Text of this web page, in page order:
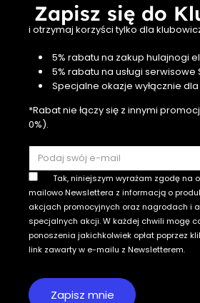
Zapisz się do
i otrzymaj korzyści tylko dla
5% rabatu na zakup hulajnogi
5% rabatu na usługi serwisowe
Specjalne okazje wyłącznie dla
*Rabat nie łączy się z innymi
0%).
Tak, niniejszym wyrażam zgodę na
mailowo Newslettera z informacją o
akcjach promocyjnych oraz nagrodach i
specjalnych akcji. W każdej chwili mogę
ponoszenia jakichkolwiek opłat poprzez
link zawarty w e-mailu z Newsletterem.